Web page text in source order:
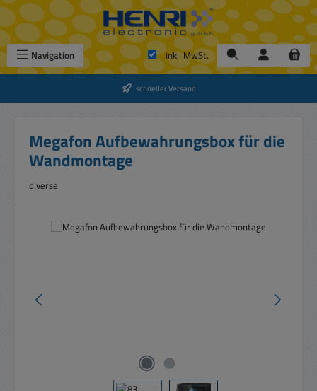
Zum Hauptinhalt springen
Navigation inkl. MwSt.
schneller Versand
Megafon Aufbewahrungsbox für die
Wandmontage
diverse
Bildergalerie überspringen